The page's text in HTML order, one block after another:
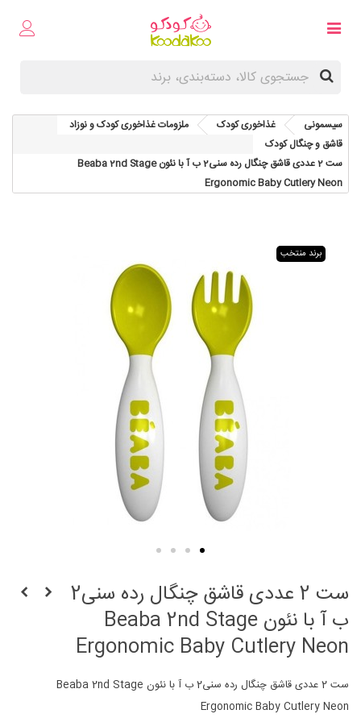
سیسمونی غذاخوری کودک
ملزومات غذاخوری کودک و نوزاد
قاشق و چنگال کودک
ست 2 عددی قاشق چنگال رده سنی2 ب آ با نئون Beaba 2nd Stage
Ergonomic Baby Cutlery Neon
برند منتخب
ست 2 عددی قاشق چنگال رده سنی2
ب آ با نئون Beaba 2nd Stage
Ergonomic Baby Cutlery Neon
ست 2 عددی قاشق چنگال رده سنی2 ب آ با نئون Beaba 2nd Stage
Ergonomic Baby Cutlery Neon